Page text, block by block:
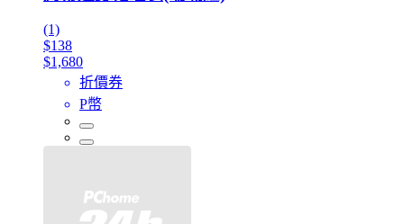
(1)
$138
$1,680
折價券
P幣